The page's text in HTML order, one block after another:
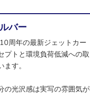
バー
周年の最新ジェットカー
プトと環境負荷低減への
す。
の光沢感は実写の雰囲気